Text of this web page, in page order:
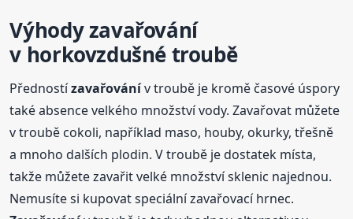
Výhodyzavařování
v horkovzdušné troubě
Přednostízavařovánív troubě je kromě časové úspory
také absence velkého množství vody. Zavařovat můžete
v troubě cokoli, například maso, houby, okurky, třešně
a mnoho dalších plodin. V troubě je dostatek místa,
takže můžete zavařit velké množství sklenic najednou.
Nemusíte si kupovat speciální zavařovací hrnec.